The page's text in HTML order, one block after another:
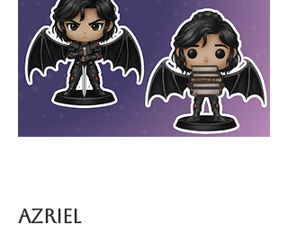
azriel